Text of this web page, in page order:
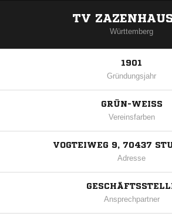
TV
Württemberg
1901
Gründungsjahr
GRÜN-WEISS
Vereinsfarben
VOGTEIWEG 9, 70437
Adresse
Ansprechpartner